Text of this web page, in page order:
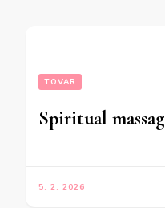
TOVAR
Spiritual
5. 2. 2026